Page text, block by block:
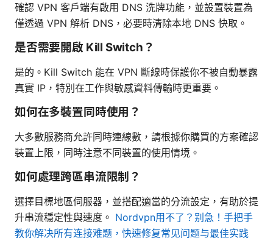
確認 VPN 客戶端有啟用 DNS 洗牌功能，並設置裝置為
僅透過 VPN 解析 DNS，必要時清除本地 DNS 快取。
是否需要開啟 Kill Switch？
是的。Kill Switch 能在 VPN 斷線時保護你不被自動暴露
真實 IP，特別在工作與敏感資料傳輸時更重要。
如何在多裝置同時使用？
大多數服務商允許同時連線數，請根據你購買的方案確認
裝置上限，同時注意不同裝置的使用情境。
如何處理跨區串流限制？
選擇目標地區伺服器，並搭配適當的分流設定，有助於提
升串流穩定性與速度。 Nordvpn用不了？别急！手把手
教你解决所有连接难题，快速修复常见问题与最佳实践